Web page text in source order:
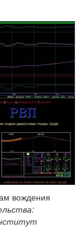
вождения